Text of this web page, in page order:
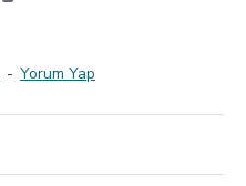
- Yorum Yap